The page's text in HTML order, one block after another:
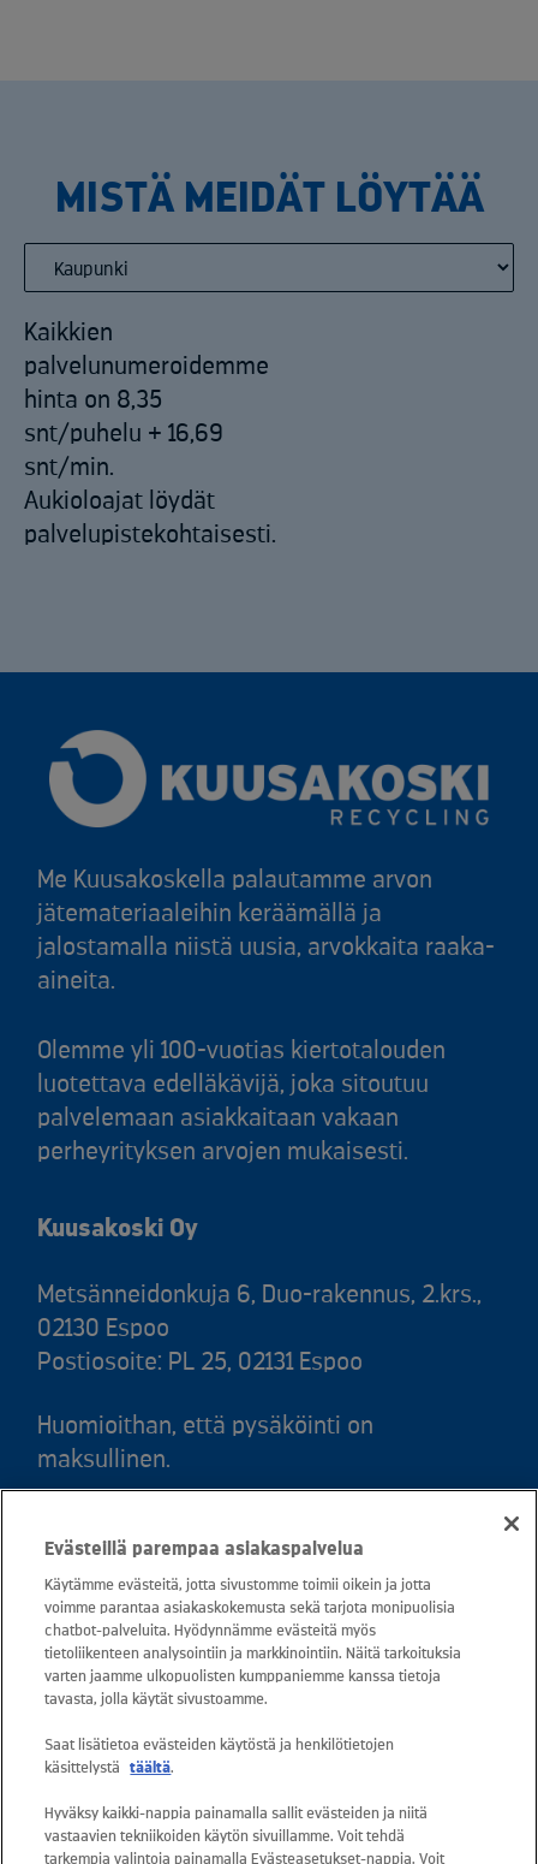
MISTÄ MEIDÄT LÖYTÄÄ
Kaikkien
palvelunumeroidemme
hinta on 8,35
snt/puhelu + 16,69
snt/min.
Aukioloajat löydät
palvelupistekohtaisesti.
Me Kuusakoskella palautamme arvon
jätemateriaaleihin keräämällä ja
jalostamalla niistä uusia, arvokkaita raaka-
aineita.
Olemme yli 100-vuotias kiertotalouden
luotettava edelläkävijä, joka sitoutuu
palvelemaan asiakkaitaan vakaan
perheyrityksen arvojen mukaisesti.
Kuusakoski Oy
Metsänneidonkuja 6, Duo-rakennus, 2.krs.,
02130 Espoo
Postiosoite: PL 25, 02131 Espoo
Huomioithan, että pysäköinti on
maksullinen.
snt/puhelu + 16,69 snt/min)
Asiakaspalvelu: 0800 30880
avoinna arkisin ma - pe klo 8-16
sähköposti:
etunimi.sukunimi@kuusakoski.com, ellei
yhteystiedoissa toisin mainita.
Evästeillä parempaa asiakaspalvelua
Käytämme evästeitä, jotta sivustomme toimii oikein ja jotta
voimme parantaa asiakaskokemusta sekä tarjota monipuolisia
chatbot-palveluita. Hyödynnämme evästeitä myös
tietoliikenteen analysointiin ja markkinointiin. Näitä tarkoituksia
varten jaamme ulkopuolisten kumppaniemme kanssa tietoja
tavasta, jolla käytät sivustoamme.
Saat lisätietoa evästeiden käytöstä ja henkilötietojen
käsittelystä
täältä.
Hyväksy kaikki-nappia painamalla sallit evästeiden ja niitä
vastaavien tekniikoiden käytön sivuillamme. Voit tehdä
tarkempia valintoja painamalla Evästeasetukset-nappia. Voit